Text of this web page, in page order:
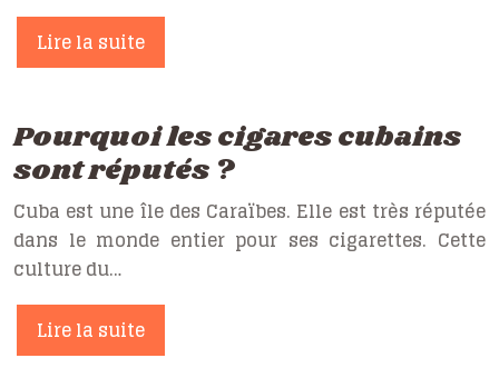
Lire la suite
Pourquoi les cigares cubains
sont réputés ?
Cuba est une île des Caraïbes. Elle est très réputée
dans le monde entier pour ses cigarettes. Cette
culture du…
Lire la suite